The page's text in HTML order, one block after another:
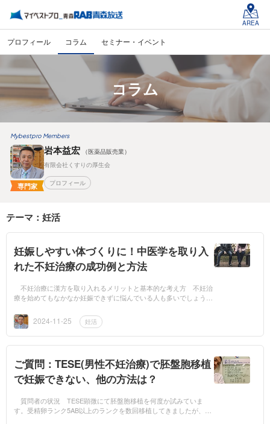
AREA
プロフィール コラム セミナー・イベント
コラム
Mybestpro Members
専門家
岩本益宏
（医薬品販売業）
有限会社くすりの厚生会
プロフィール
テーマ：妊活
妊娠しやすい体づくりに！中医学を取り入
れた不妊治療の成功例と方法
不妊治療に漢方を取り入れるメリットと基本的な考え方 不妊治
療を始めてもなかなか妊娠できずに悩んでいる人も多いでしょう。
います。そん...
2024-11-25 妊活
ご質問：TESE(男性不妊治療)で胚盤胞移植
で妊娠できない、他の方法は？
質問者の状況 TESE顕微にて胚盤胞移植を何度か試みていま
す。受精卵ランク5AB以上のランクを数回移植してきましたが、ま